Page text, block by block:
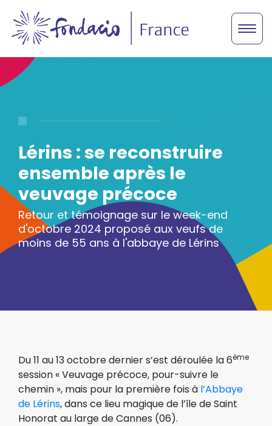
Lérins : se reconstruire
ensemble après le
veuvage précoce
Retour et témoignage sur le week-end
d'octobre 2024 proposé aux veufs de
moins de 55 ans à l'abbaye de Lérins
Du 11 au 13 octobre dernier s’est déroulée la 6ème
session « Veuvage précoce, pour-suivre le
chemin », mais pour la première fois à l’Abbaye
de Lérins, dans ce lieu magique de l’île de Saint
Honorat au large de Cannes (06).